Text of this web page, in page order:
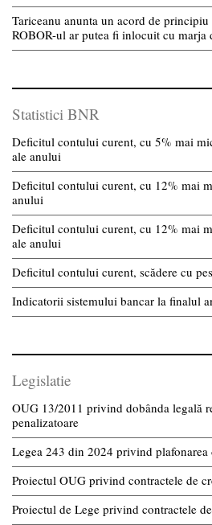
Tariceanu anunta un acord de
ROBOR-ul ar putea fi inlocuit cu marja
Statistici BNR
Deficitul contului curent, cu 5% mai
ale anului
Deficitul contului curent, cu 12% mai
anului
Deficitul contului curent, cu 12% mai
ale anului
Deficitul contului curent, scădere cu
Indicatorii sistemului bancar la finalul
Legislatie
OUG 13/2011 privind dobânda legală
penalizatoare
Legea 243 din 2024 privind
Proiectul OUG privind contractele de
Proiectul de Lege privind contractele